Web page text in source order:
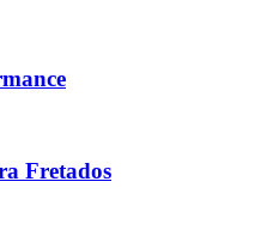
Fretados